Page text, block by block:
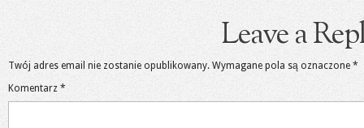
Leave a
Twój adres email nie zostanie opublikowany. Wymagane pola są oznaczone *
Komentarz *